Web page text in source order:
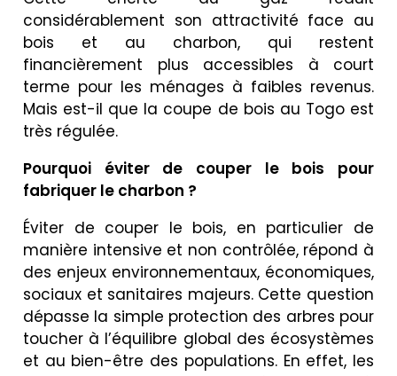
considérablement son attractivité face au
bois et au charbon, qui restent
financièrement plus accessibles à court
terme pour les ménages à faibles revenus.
Mais est-il que la coupe de bois au Togo est
très régulée.
Pourquoi éviter de couper le bois pour
fabriquer le charbon ?
Éviter de couper le bois, en particulier de
manière intensive et non contrôlée, répond à
des enjeux environnementaux, économiques,
sociaux et sanitaires majeurs. Cette question
dépasse la simple protection des arbres pour
toucher à l’équilibre global des écosystèmes
et au bien-être des populations. En effet, les